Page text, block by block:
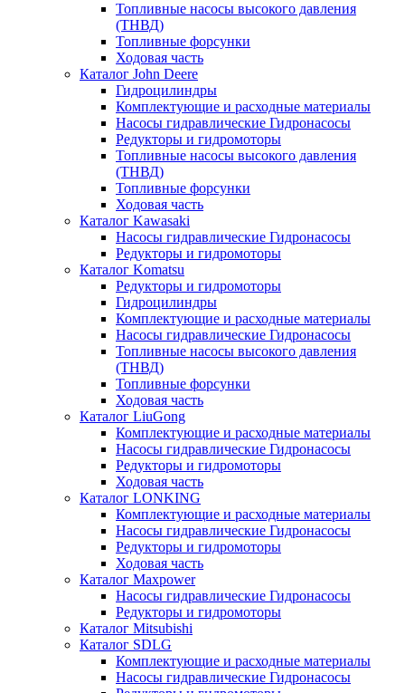
Топливные насосы высокого давления
(ТНВД)
Топливные форсунки
Ходовая часть
Каталог John Deere
Гидроцилиндры
Комплектующие и расходные материалы
Насосы гидравлические Гидронасосы
Редукторы и гидромоторы
Топливные насосы высокого давления
(ТНВД)
Топливные форсунки
Ходовая часть
Каталог Kawasaki
Насосы гидравлические Гидронасосы
Редукторы и гидромоторы
Каталог Komatsu
Редукторы и гидромоторы
Гидроцилиндры
Комплектующие и расходные материалы
Насосы гидравлические Гидронасосы
Топливные насосы высокого давления
(ТНВД)
Топливные форсунки
Ходовая часть
Каталог LiuGong
Комплектующие и расходные материалы
Насосы гидравлические Гидронасосы
Редукторы и гидромоторы
Ходовая часть
Каталог LONKING
Комплектующие и расходные материалы
Насосы гидравлические Гидронасосы
Редукторы и гидромоторы
Ходовая часть
Каталог Maxpower
Насосы гидравлические Гидронасосы
Редукторы и гидромоторы
Каталог Mitsubishi
Каталог SDLG
Комплектующие и расходные материалы
Насосы гидравлические Гидронасосы